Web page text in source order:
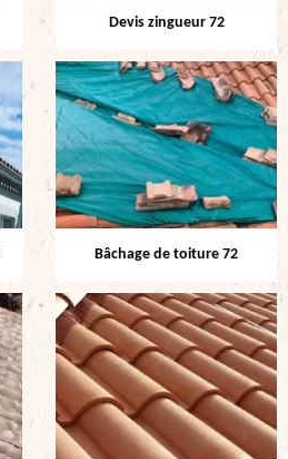
Devis zingueur 72
Bâchage de toiture 72